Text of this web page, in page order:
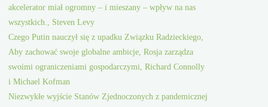
akcelerator miał ogromny – i mieszany – wpływ na nas
wszystkich., Steven Levy
Czego Putin nauczył się z upadku Związku Radzieckiego,
Aby zachować swoje globalne ambicje, Rosja zarządza
swoimi ograniczeniami gospodarczymi, Richard Connolly
i Michael Kofman
Niezwykłe wyjście Stanów Zjednoczonych z pandemicznej